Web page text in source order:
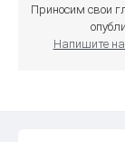
Приносим свои
Напишите